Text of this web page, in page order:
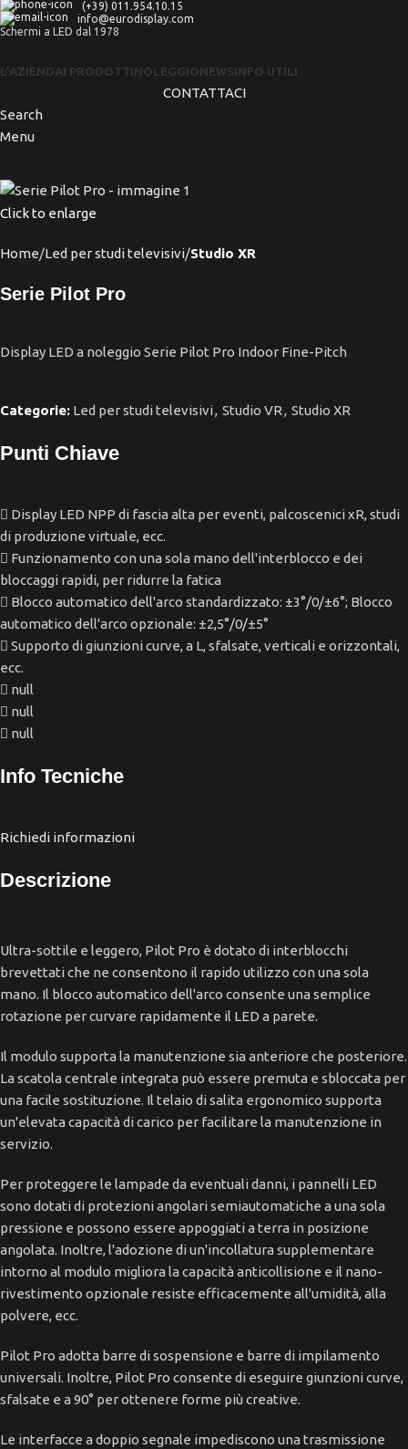
(+39) 011.954.10.15
info@eurodisplay.com
Schermi a LED dal 1978
L’AZIENDAI PRODOTTI NOLEGGIO NEWSINFO UTILI
CONTATTACI
Search
Menu
Click to enlarge
Home Led per studi televisivi Studio XR
Serie Pilot Pro
Display LED a noleggio Serie Pilot Pro Indoor Fine-Pitch
Categorie: Led per studi televisivi, Studio VR, Studio XR
Punti Chiave
Display LED NPP di fascia alta per eventi, palcoscenici xR, studi
di produzione virtuale, ecc.
Funzionamento con una sola mano dell'interblocco e dei
bloccaggi rapidi, per ridurre la fatica
Blocco automatico dell'arco standardizzato: ±3°/0/±6°; Blocco
automatico dell'arco opzionale: ±2,5°/0/±5°
Supporto di giunzioni curve, a L, sfalsate, verticali e orizzontali,
ecc.
null
null
null
Info Tecniche
Richiedi informazioni
Descrizione
Ultra-sottile e leggero, Pilot Pro è dotato di interblocchi
brevettati che ne consentono il rapido utilizzo con una sola
mano. Il blocco automatico dell'arco consente una semplice
rotazione per curvare rapidamente il LED a parete.
Il modulo supporta la manutenzione sia anteriore che posteriore.
La scatola centrale integrata può essere premuta e sbloccata per
una facile sostituzione. Il telaio di salita ergonomico supporta
un'elevata capacità di carico per facilitare la manutenzione in
servizio.
Per proteggere le lampade da eventuali danni, i pannelli LED
sono dotati di protezioni angolari semiautomatiche a una sola
pressione e possono essere appoggiati a terra in posizione
angolata. Inoltre, l'adozione di un'incollatura supplementare
intorno al modulo migliora la capacità anticollisione e il nano-
rivestimento opzionale resiste efficacemente all'umidità, alla
polvere, ecc.
Pilot Pro adotta barre di sospensione e barre di impilamento
universali. Inoltre, Pilot Pro consente di eseguire giunzioni curve,
sfalsate e a 90° per ottenere forme più creative.
Le interfacce a doppio segnale impediscono una trasmissione